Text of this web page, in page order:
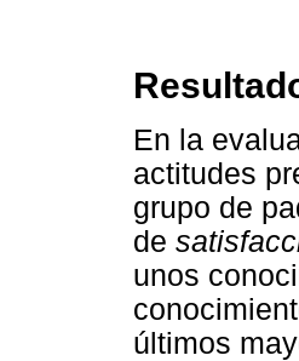
En la
actitudes
grupo de
de
unos
últimos